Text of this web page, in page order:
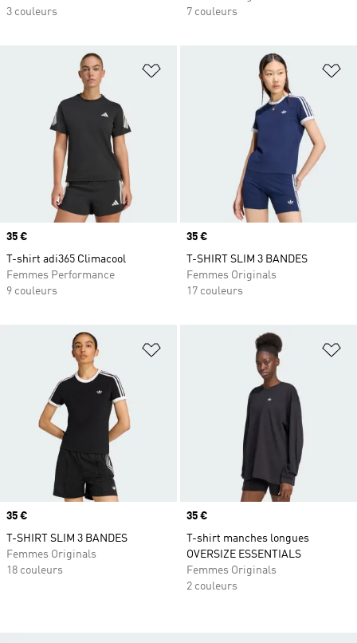
3 couleurs
7 couleurs
Ajouter à la Liste de produits
Prix
35 €
T-shirt adi365 Climacool
Femmes Performance
9 couleurs
Prix
35 €
T-SHIRT SLIM 3 BANDES
Femmes Originals
17 couleurs
Ajouter à la Liste de produits
Prix
35 €
T-SHIRT SLIM 3 BANDES
Femmes Originals
18 couleurs
Prix
35 €
T-shirt manches longues
OVERSIZE ESSENTIALS
Femmes Originals
2 couleurs